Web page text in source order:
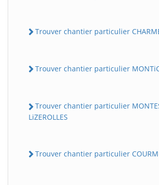
Trouver chantier particulier
Trouver chantier particulier
Trouver chantier particulier
LiZEROLLES
Trouver chantier particulier